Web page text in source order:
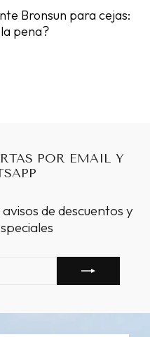
Bronsun para cejas:
pena?
POR EMAIL Y
de descuentos y